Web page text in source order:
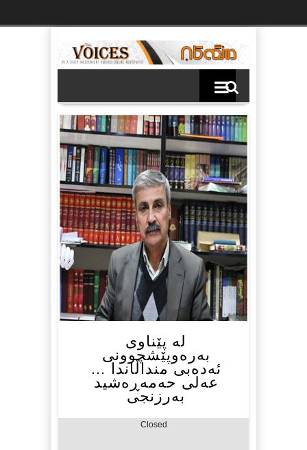
له‌ پێناوی
به‌ره‌وپێشچوونی
ئه‌ده‌بی منداڵاندا …
عه‌لی حه‌مه‌ڕه‌شید
به‌رزنجی
Closed